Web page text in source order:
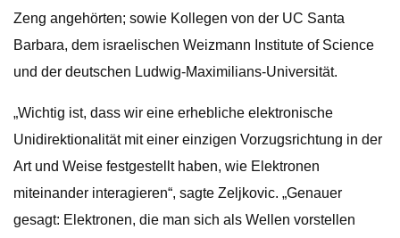
Zeng angehörten; sowie Kollegen von der UC Santa
Barbara, dem israelischen Weizmann Institute of Science
und der deutschen Ludwig-Maximilians-Universität.
„Wichtig ist, dass wir eine erhebliche elektronische
Unidirektionalität mit einer einzigen Vorzugsrichtung in der
Art und Weise festgestellt haben, wie Elektronen
miteinander interagieren“, sagte Zeljkovic. „Genauer
gesagt: Elektronen, die man sich als Wellen vorstellen